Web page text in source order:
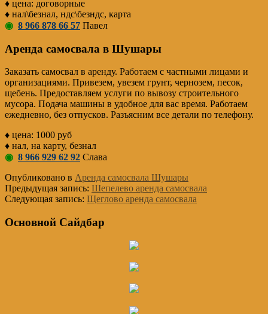
♦ цена: договорные
♦ нал\безнал, ндс\безндс, карта
◉ 8 966 878 66 57 Павел
Аренда самосвала в Шушары
Заказать самосвал в аренду. Работаем с частными лицами и
организациями. Привезем, увезем грунт, чернозем, песок,
щебень. Предоставляем услуги по вывозу строительного
мусора. Подача машины в удобное для вас время. Работаем
ежедневно, без отпусков. Разъясним все детали по телефону.
♦ цена: 1000 руб
♦ нал, на карту, безнал
◉ 8 966 929 62 92 Слава
Опубликовано в Аренда самосвала Шушары
Предыдущая запись: Шепелево аренда самосвала
Следующая запись: Щеглово аренда самосвала
Основной Сайдбар